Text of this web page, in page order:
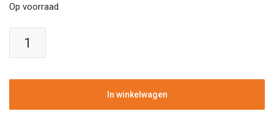
Op voorraad
|
|
In winkelwagen